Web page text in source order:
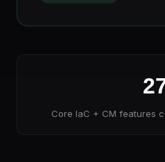
Core IaC + CM features